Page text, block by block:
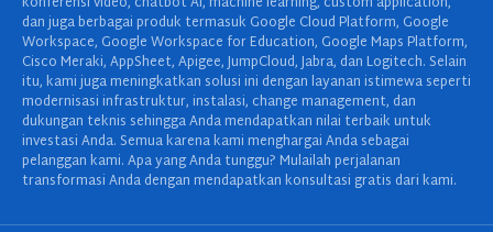
dan juga berbagai produk termasuk Google Cloud Platform, Google
Workspace, Google Workspace for Education, Google Maps Platform,
Cisco Meraki, AppSheet, Apigee, JumpCloud, Jabra, dan Logitech. Selain
itu, kami juga meningkatkan solusi ini dengan layanan istimewa seperti
modernisasi infrastruktur, instalasi, change management, dan
dukungan teknis sehingga Anda mendapatkan nilai terbaik untuk
investasi Anda. Semua karena kami menghargai Anda sebagai
pelanggan kami. Apa yang Anda tunggu? Mulailah perjalanan
transformasi Anda dengan mendapatkan konsultasi gratis dari kami.